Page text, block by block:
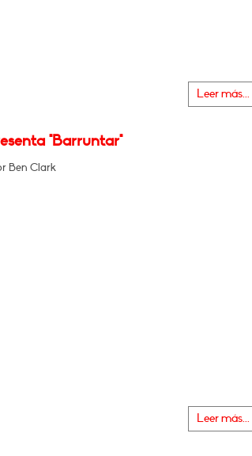
Leer más...
"Barruntar"
Ben Clark
Leer más...